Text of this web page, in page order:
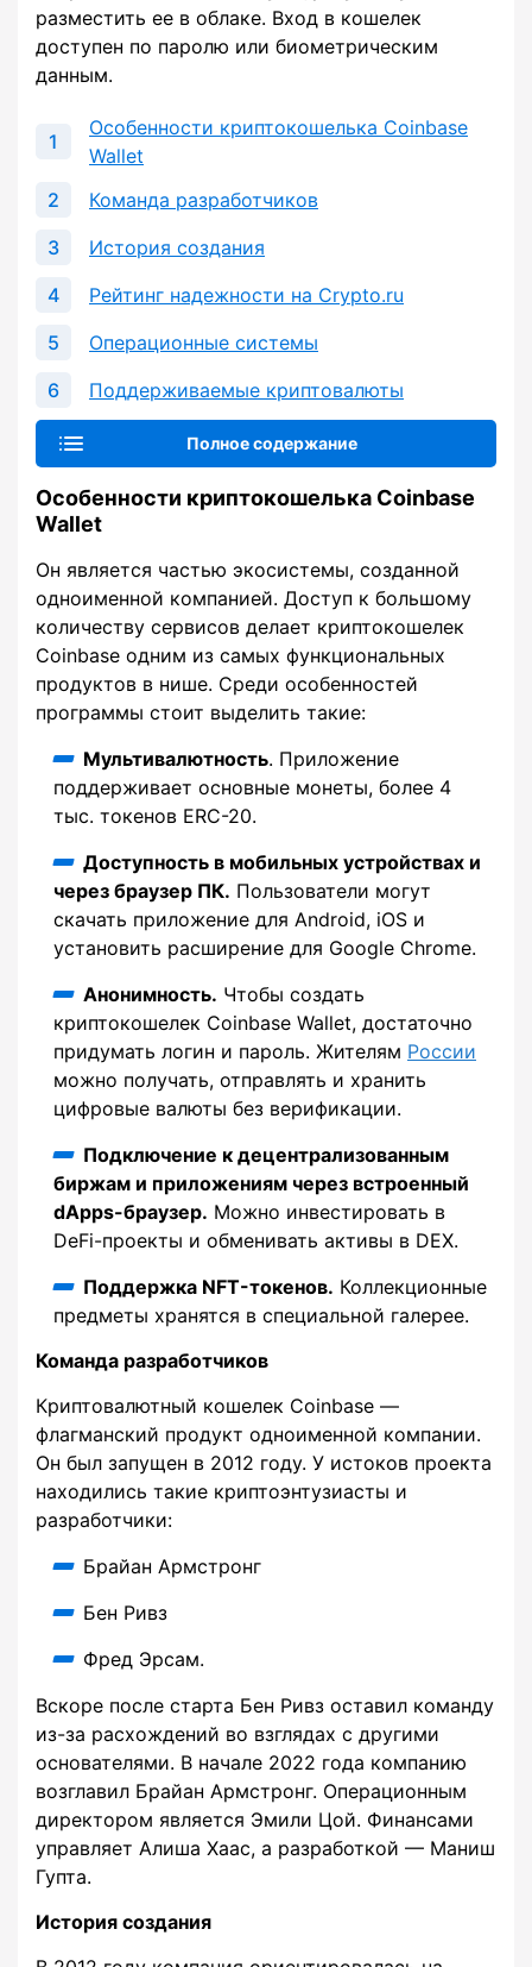
разместить ее в облаке. Вход в кошелек
доступен по паролю или биометрическим
данным.
Особенности криптокошелька Coinbase
Wallet
Команда разработчиков
История создания
Рейтинг надежности на Crypto.ru
Операционные системы
Поддерживаемые криптовалюты
Полное содержание
Особенности криптокошелька Coinbase
Wallet
Он является частью экосистемы, созданной
одноименной компанией. Доступ к большому
количеству сервисов делает криптокошелек
Coinbase одним из самых функциональных
продуктов в нише. Среди особенностей
программы стоит выделить такие:
Мультивалютность. Приложение
поддерживает основные монеты, более 4
тыс. токенов ERC-20.
Доступность в мобильных устройствах и
через браузер ПК. Пользователи могут
скачать приложение для Android, iOS и
установить расширение для Google Chrome.
Анонимность. Чтобы создать
криптокошелек Coinbase Wallet, достаточно
придумать логин и пароль. Жителям России
можно получать, отправлять и хранить
цифровые валюты без верификации.
Подключение к децентрализованным
биржам и приложениям через встроенный
dApps-браузер. Можно инвестировать в
DeFi-проекты и обменивать активы в DEX.
Поддержка NFT-токенов. Коллекционные
предметы хранятся в специальной галерее.
Команда разработчиков
Криптовалютный кошелек Coinbase —
флагманский продукт одноименной компании.
Он был запущен в 2012 году. У истоков проекта
находились такие криптоэнтузиасты и
разработчики:
Брайан Армстронг
Бен Ривз
Фред Эрсам.
Вскоре после старта Бен Ривз оставил команду
из-за расхождений во взглядах с другими
основателями. В начале 2022 года компанию
возглавил Брайан Армстронг. Операционным
директором является Эмили Цой. Финансами
управляет Алиша Хаас, а разработкой — Маниш
Гупта.
История создания